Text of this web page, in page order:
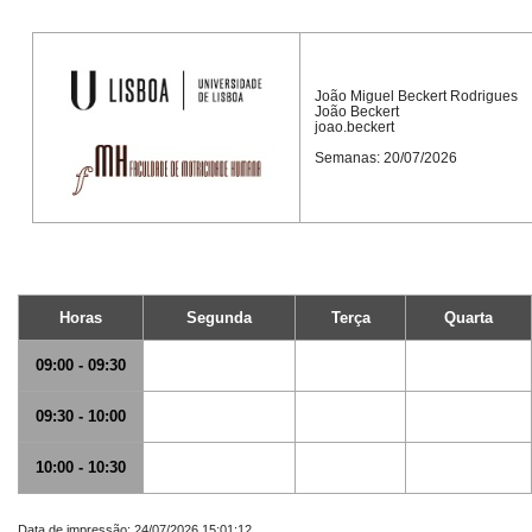
João Miguel Beckert Rodrigues
João Beckert
joao.beckert
Semanas: 20/07/2026
Horas Segunda Terça Quarta
09:00 - 09:30
09:30 - 10:00
10:00 - 10:30